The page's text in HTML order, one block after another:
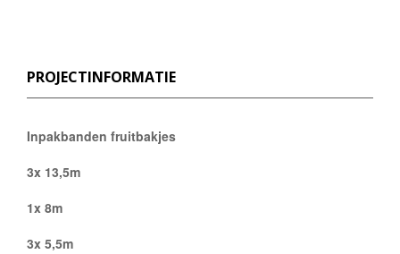
PROJECTINFORMATIE
Inpakbanden fruitbakjes
3x 13,5m
1x 8m
3x 5,5m